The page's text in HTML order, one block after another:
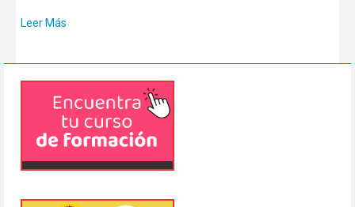
Leer Más